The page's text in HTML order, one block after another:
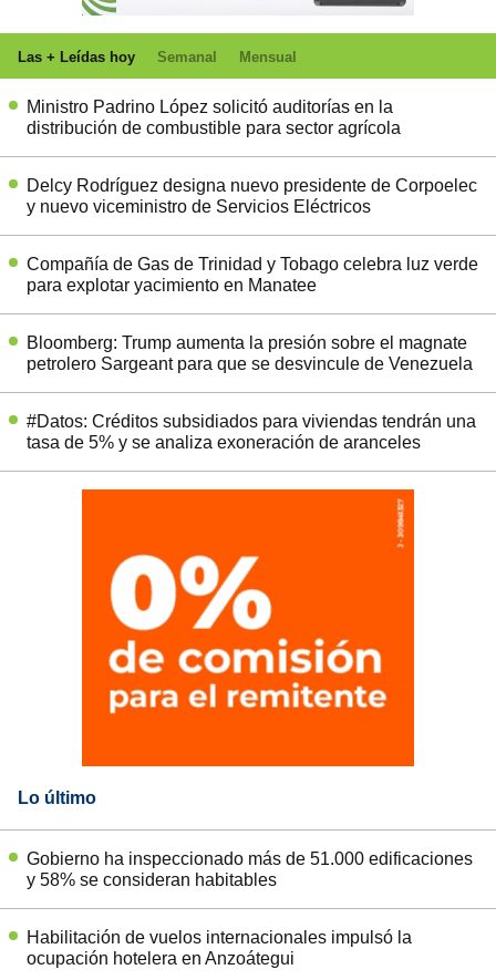
Las + Leídas hoy Semanal Mensual
Ministro Padrino López solicitó auditorías en la
distribución de combustible para sector agrícola
Delcy Rodríguez designa nuevo presidente de Corpoelec
y nuevo viceministro de Servicios Eléctricos
Compañía de Gas de Trinidad y Tobago celebra luz verde
para explotar yacimiento en Manatee
Bloomberg: Trump aumenta la presión sobre el magnate
petrolero Sargeant para que se desvincule de Venezuela
#Datos: Créditos subsidiados para viviendas tendrán una
tasa de 5% y se analiza exoneración de aranceles
Lo último
Gobierno ha inspeccionado más de 51.000 edificaciones
y 58% se consideran habitables
Habilitación de vuelos internacionales impulsó la
ocupación hotelera en Anzoátegui